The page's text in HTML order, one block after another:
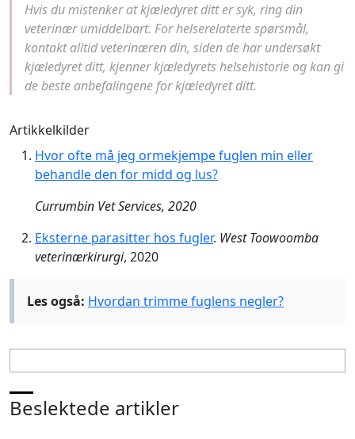
Hvis du mistenker at kjæledyret ditt er syk, ring din
veterinær umiddelbart. For helserelaterte spørsmål,
kontakt alltid veterinæren din, siden de har undersøkt
kjæledyret ditt, kjenner kjæledyrets helsehistorie og kan gi
de beste anbefalingene for kjæledyret ditt.
Artikkelkilder
Hvor ofte må jeg ormekjempe fuglen min eller
behandle den for midd og lus?
Currumbin Vet Services, 2020
Eksterne parasitter hos fugler. West Toowoomba
veterinærkirurgi, 2020
Les også: Hvordan trimme fuglens negler?
Beslektede artikler